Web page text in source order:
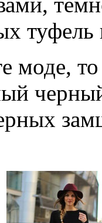
туфель
моде,